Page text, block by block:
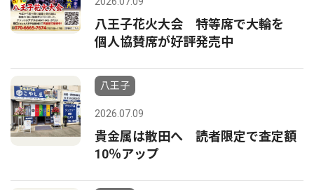
八王子花火大会 特等席で大輪を
個人協賛席が好評発売中
八王子
2026.07.09
貴金属は散田へ 読者限定で査定額
10％アップ